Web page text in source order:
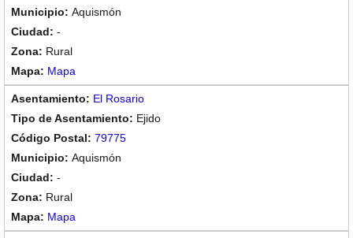
Aquismón
-
Rural
Mapa
El Rosario
Ejido
79775
Aquismón
-
Rural
Mapa